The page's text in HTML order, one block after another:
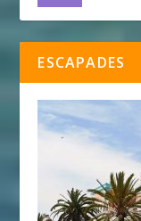
ESCAPADES